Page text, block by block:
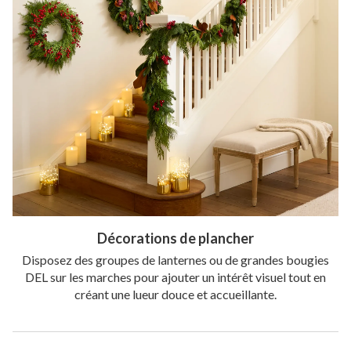
Décorations de plancher
Disposez des groupes de lanternes ou de grandes bougies
DEL sur les marches pour ajouter un intérêt visuel tout en
créant une lueur douce et accueillante.